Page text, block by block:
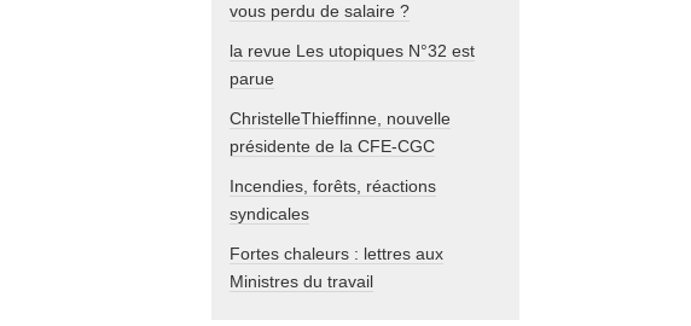
vous perdu de salaire ?
la revue Les utopiques N°32 est
parue
ChristelleThieffinne, nouvelle
présidente de la CFE-CGC
Incendies, forêts, réactions
syndicales
Fortes chaleurs : lettres aux
Ministres du travail